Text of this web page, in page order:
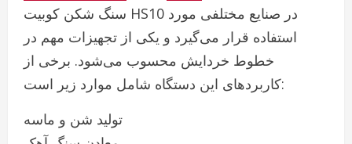
سنگ شکن کوبیت HS10 در صنایع مختلفی مورد
استفاده قرار می‌گیرد و یکی از تجهیزات مهم در
خطوط خردایش محسوب می‌شود. برخی از
کاربردهای این دستگاه شامل موارد زیر است:
تولید شن و ماسه